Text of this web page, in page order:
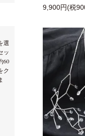
9,900円(税
選
ッ
60
ク